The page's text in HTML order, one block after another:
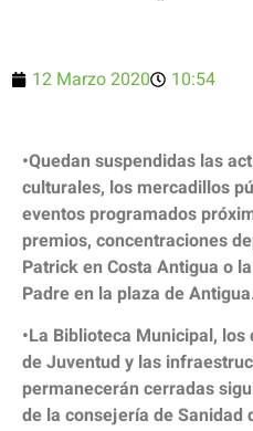
12 Marzo 2020 10:54
•Quedan suspendidas las
culturales, los mercadillos
eventos programados
premios, concentraciones
Patrick en Costa Antigua o
Padre en la plaza de
•La Biblioteca Municipal,
de Juventud y las
permanecerán cerradas
de la consejería de Sanidad